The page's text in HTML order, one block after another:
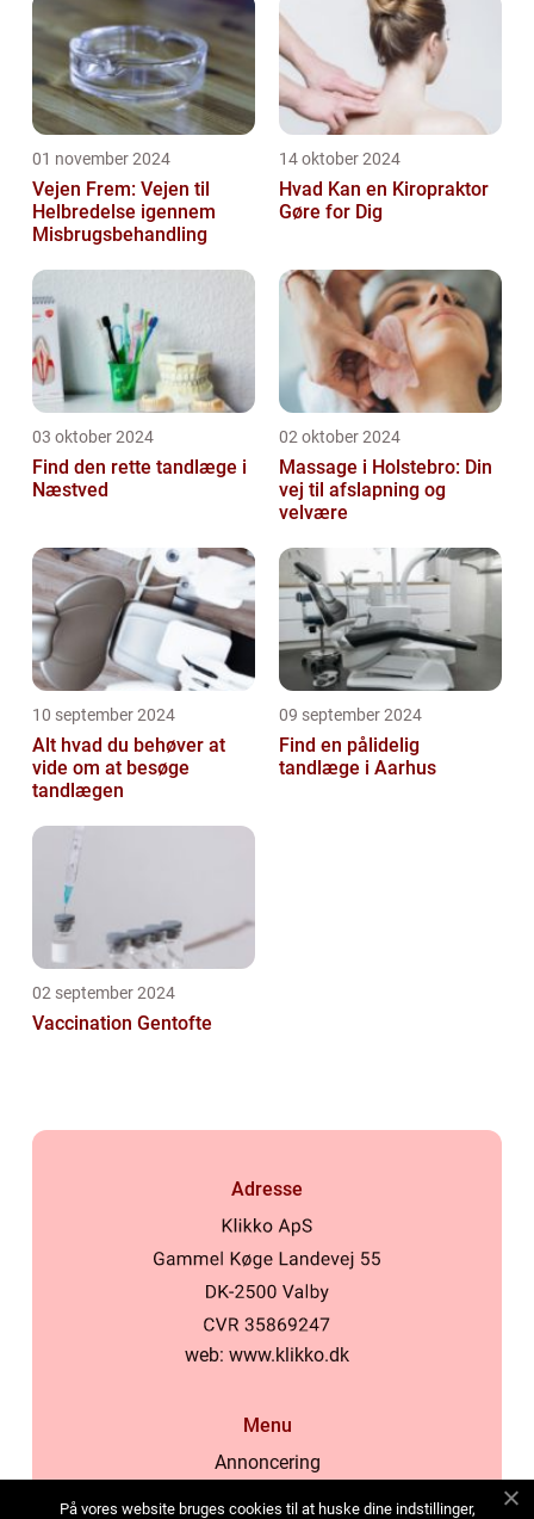
01 november 2024
Vejen Frem: Vejen til
Helbredelse igennem
Misbrugsbehandling
14 oktober 2024
Hvad Kan en Kiropraktor
Gøre for Dig
03 oktober 2024
Find den rette tandlæge i
Næstved
02 oktober 2024
Massage i Holstebro: Din
vej til afslapning og
velvære
10 september 2024
Alt hvad du behøver at
vide om at besøge
tandlægen
09 september 2024
Find en pålidelig
tandlæge i Aarhus
02 september 2024
Vaccination Gentofte
Adresse
web: www.klikko.dk
Menu
Annoncering
På vores website bruges cookies til at huske dine indstillinger,